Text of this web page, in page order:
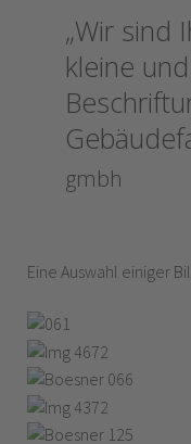
„Wir sind
kleine
gmbh
Eine Auswahl einiger